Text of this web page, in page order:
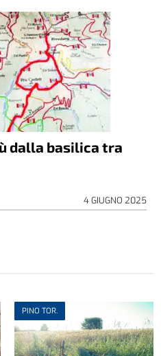
dalla basilica tra
4 GIUGNO 2025
PINO TOR.